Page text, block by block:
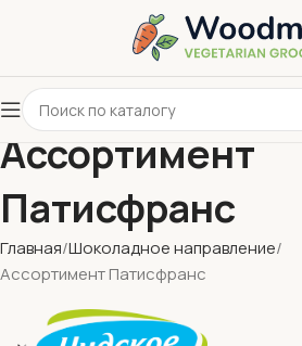
Ассортимент
Патисфранс
Главная Шоколадное направление
Ассортимент Патисфранс